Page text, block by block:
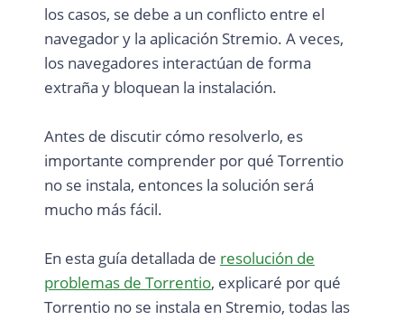
los casos, se debe a un conflicto entre el
navegador y la aplicación Stremio. A veces,
los navegadores interactúan de forma
extraña y bloquean la instalación.
Antes de discutir cómo resolverlo, es
importante comprender por qué Torrentio
no se instala, entonces la solución será
mucho más fácil.
En esta guía detallada de resolución de
problemas de Torrentio, explicaré por qué
Torrentio no se instala en Stremio, todas las